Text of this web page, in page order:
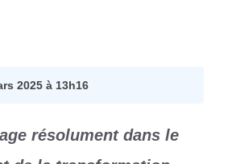
2025 à 13h16
résolument dans le